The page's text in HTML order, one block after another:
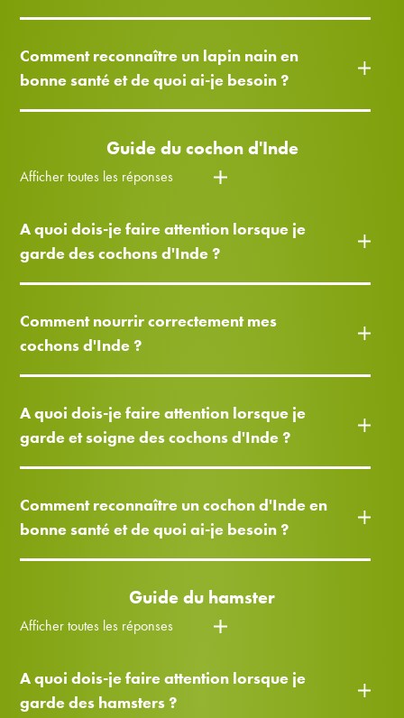
Comment reconnaître un lapin nain en
bonne santé et de quoi ai-je besoin ?
Guide du cochon d'Inde
Afficher toutes les réponses
A quoi dois-je faire attention lorsque je
garde des cochons d'Inde ?
Comment nourrir correctement mes
cochons d'Inde ?
A quoi dois-je faire attention lorsque je
garde et soigne des cochons d'Inde ?
Comment reconnaître un cochon d'Inde en
bonne santé et de quoi ai-je besoin ?
Guide du hamster
Afficher toutes les réponses
A quoi dois-je faire attention lorsque je
garde des hamsters ?